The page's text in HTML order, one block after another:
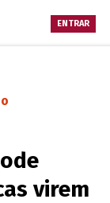
ENTRAR
virem